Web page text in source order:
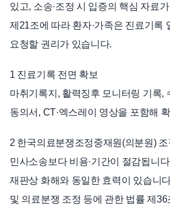
있고, 소송·조정 시 입증의 핵심 자료
제21조에 따라 환자·가족은 진료기록
요청할 권리가 있습니다.
1 진료기록 전면 확보
마취기록지, 활력징후 모니터링 기록,
동의서, CT·엑스레이 영상을 포함해
2 한국의료분쟁조정중재원(의분원) 조
민사소송보다 비용·기간이 절감됩니
재판상 화해와 동일한 효력이 있습니
및 의료분쟁 조정 등에 관한 법률 제